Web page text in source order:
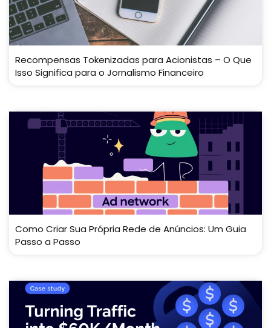
Recompensas Tokenizadas para Acionistas – O Que
Isso Significa para o Jornalismo Financeiro
Como Criar Sua Própria Rede de Anúncios: Um Guia
Passo a Passo